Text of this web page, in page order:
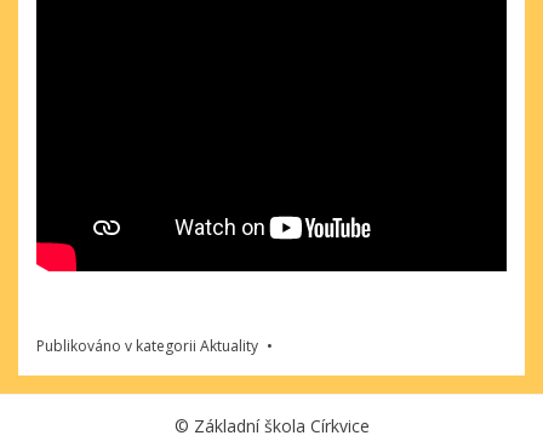
Publikováno v kategorii Aktuality
© Základní škola Církvice